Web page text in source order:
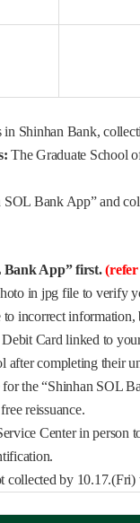
Shinhan Bank,
The Graduate School
Bank App” and
Bank App” first.
in jpg file to verify
incorrect
Card linked to
after completing
the “Shinhan SOL
reissuance.
Center in person
collected by